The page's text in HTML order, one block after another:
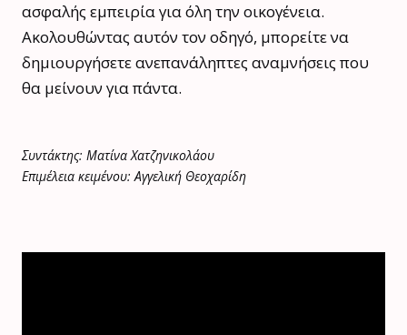
ασφαλής εμπειρία για όλη την οικογένεια.
Ακολουθώντας αυτόν τον οδηγό, μπορείτε να
δημιουργήσετε ανεπανάληπτες αναμνήσεις που
θα μείνουν για πάντα.
Συντάκτης: Ματίνα Χατζηνικολάου
Επιμέλεια κειμένου: Αγγελική Θεοχαρίδη